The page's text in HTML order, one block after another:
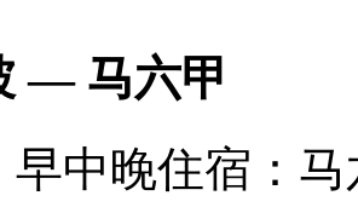
— 马六甲
早中晚住宿：